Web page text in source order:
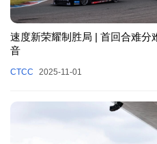
速度新荣耀制胜局 | 首回合难分
音
CTCC 2025-11-01